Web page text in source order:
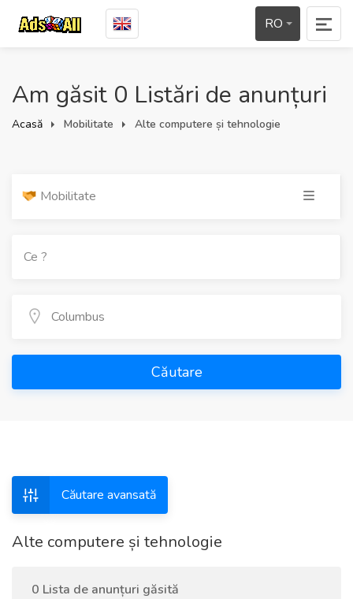
RO
Am găsit 0 Listări de anunțuri
Acasă Mobilitate Alte computere și tehnologie
Mobilitate
Căutare
Căutare avansată
Alte computere și tehnologie
0 Lista de anunțuri găsită